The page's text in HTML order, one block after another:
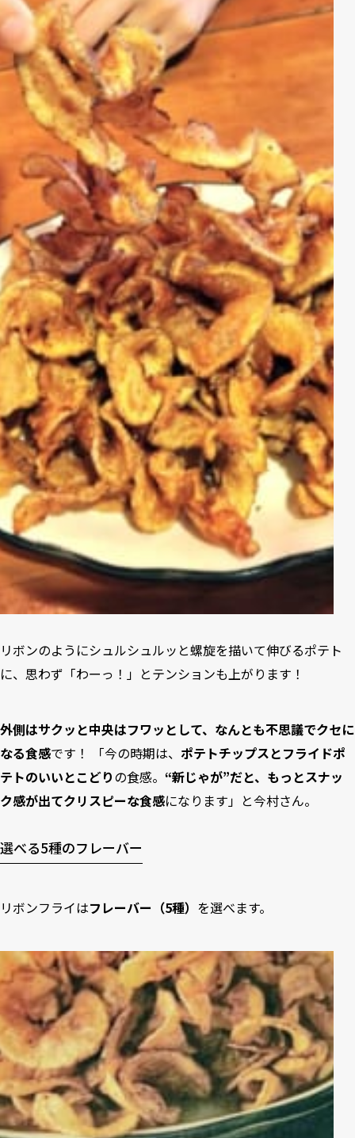
リボンのようにシュルシュルッと螺旋を描いて伸びるポテト
に、思わず「わーっ！」とテンションも上がります！
外側はサクッと中央はフワッとして、なんとも不思議でクセに
なる食感です！ 「今の時期は、 ポテトチップスとフライドポ
テトのいいとこどりの食感。 “新じゃが”だと、もっとスナッ
ク感が出てクリスピーな食感になります」と今村さん。
選べる5種のフレーバー
リボンフライはフレーバー（5種） を選べます。